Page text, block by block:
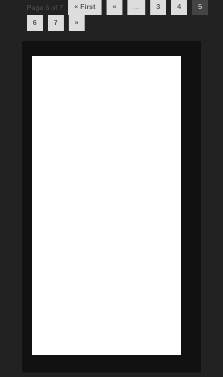
Post
navigation
Page 5 of 7 « First « ... 3 4
5
6
7 »